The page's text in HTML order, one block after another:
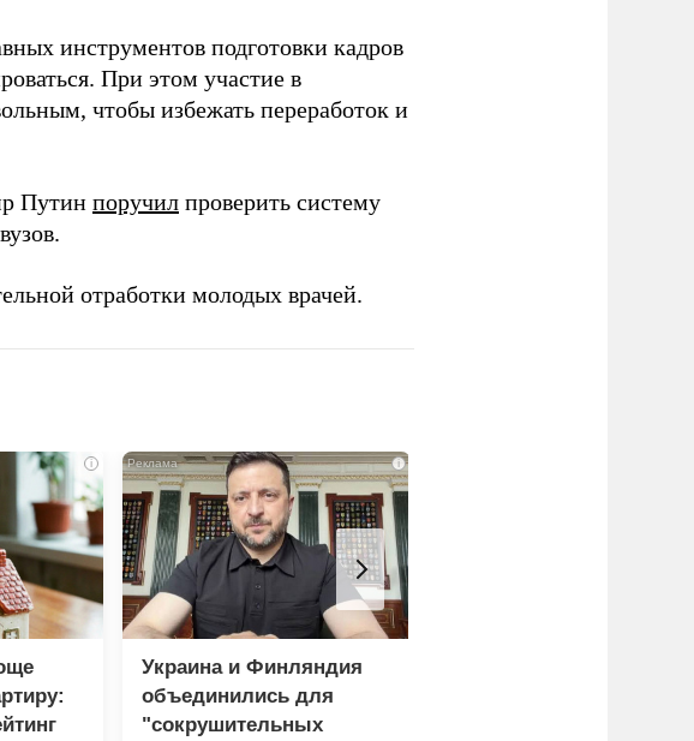
инструментов подготовки кадров
При этом участие в
чтобы избежать переработок и
Путин поручил проверить систему
отработки молодых врачей.
i i
Украина и Финляндия
объединились для
"сокрушительных